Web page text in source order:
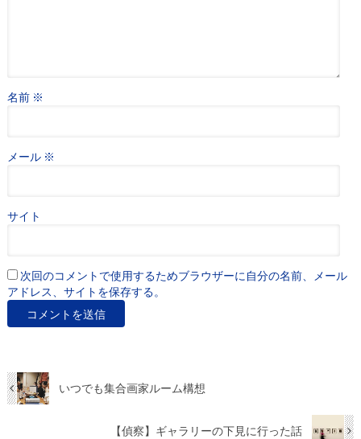
名前 ※
メール ※
サイト
次回のコメントで使用するためブラウザーに自分の名前、メール
アドレス、サイトを保存する。
いつでも集合画家ルーム構想
【偵察】ギャラリーの下見に行った話